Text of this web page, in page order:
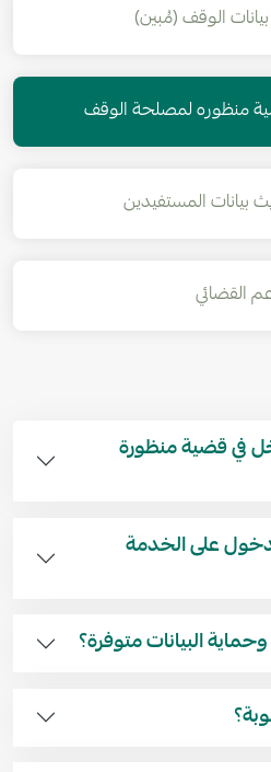
الوقف (مُبين)
منظوره لمصلحة الوقف
المستفيدين
القضائي
في قضية منظورة
على الخدمة
البيانات متوفرة؟